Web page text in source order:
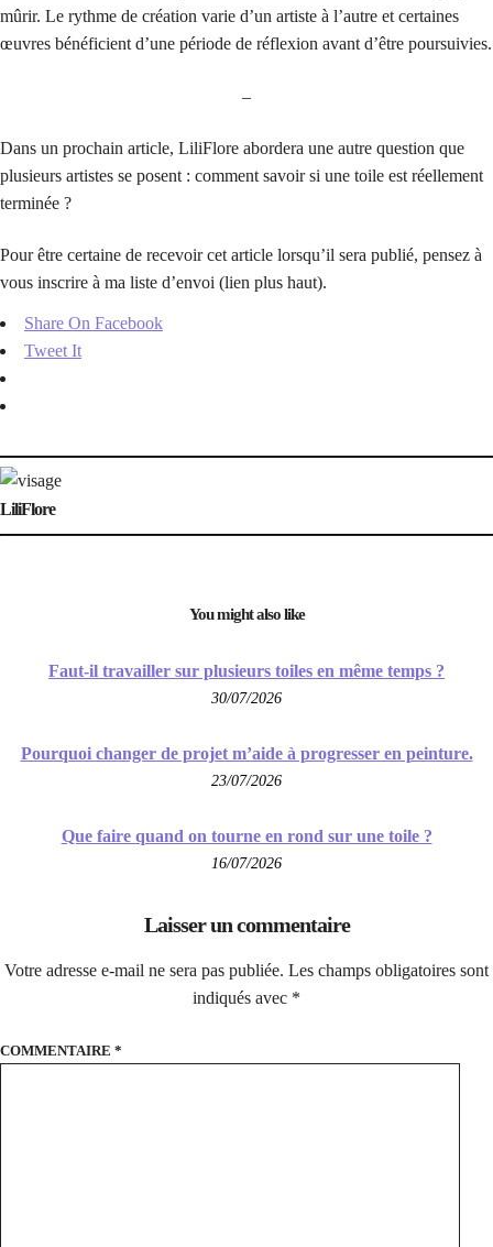
mûrir. Le rythme de création varie d’un artiste à l’autre et certaines
œuvres bénéficient d’une période de réflexion avant d’être poursuivies.
–
Dans un prochain article, LiliFlore abordera une autre question que
plusieurs artistes se posent : comment savoir si une toile est réellement
terminée ?
Pour être certaine de recevoir cet article lorsqu’il sera publié, pensez à
vous inscrire à ma liste d’envoi (lien plus haut).
Share On Facebook
Tweet It
LiliFlore
You might also like
Faut-il travailler sur plusieurs toiles en même temps ?
30/07/2026
Pourquoi changer de projet m’aide à progresser en peinture.
23/07/2026
Que faire quand on tourne en rond sur une toile ?
16/07/2026
Laisser un commentaire
Votre adresse e-mail ne sera pas publiée. Les champs obligatoires sont
indiqués avec *
COMMENTAIRE *